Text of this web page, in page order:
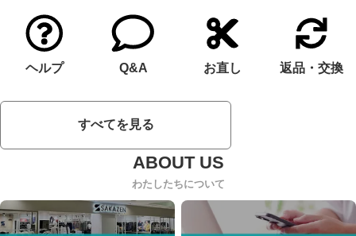
ヘルプ Q&A お直し 返品・交換
すべてを見る
わたしたちについて